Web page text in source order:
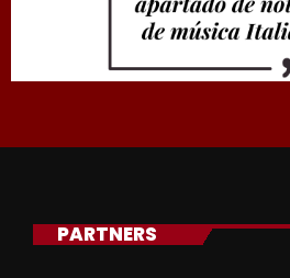
PARTNERS